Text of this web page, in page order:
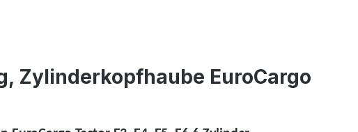
Zylinderkopfhaube EuroCargo